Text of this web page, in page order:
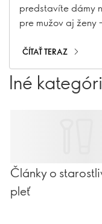
predstavíte dámy
pre mužov aj
veku a ako sa
milujete – dostatok
ČÍTAŤ TERAZ
Iné
Články o
pleť